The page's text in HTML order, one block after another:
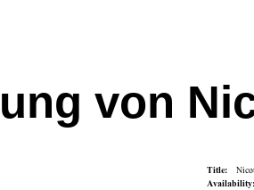
von